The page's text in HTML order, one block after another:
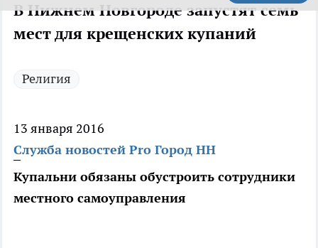
В Нижнем Новгороде запустят семь
мест для крещенских купаний
Религия
13 января 2016
Служба новостей Pro Город НН
Купальни обязаны обустроить сотрудники
местного самоуправления